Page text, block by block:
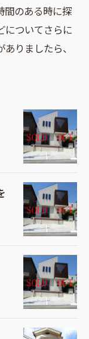
間のある時に探
についてさらに
りましたら、